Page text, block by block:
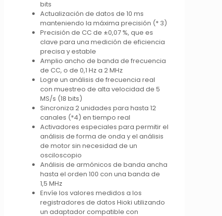
bits
Actualización de datos de 10 ms
manteniendo la máxima precisión (* 3)
Precisión de CC de ±0,07 %, que es
clave para una medición de eficiencia
precisa y estable
Amplio ancho de banda de frecuencia
de CC, o de 0,1 Hz a 2 MHz
Logre un análisis de frecuencia real
con muestreo de alta velocidad de 5
MS/s (18 bits)
Sincroniza 2 unidades para hasta 12
canales (*4) en tiempo real
Activadores especiales para permitir el
análisis de forma de onda y el análisis
de motor sin necesidad de un
osciloscopio
Análisis de armónicos de banda ancha
hasta el orden 100 con una banda de
1,5 MHz
Envíe los valores medidos a los
registradores de datos Hioki utilizando
un adaptador compatible con